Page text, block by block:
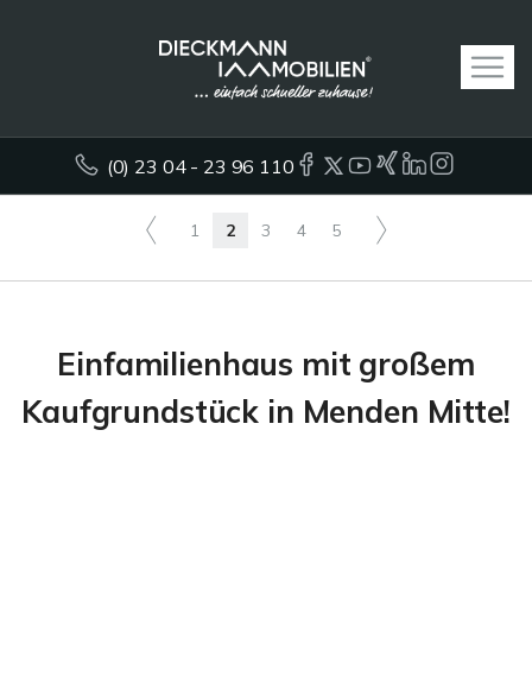
(0) 23 04 - 23 96 110
1 2 3 4 5
Einfamilienhaus mit großem
Kaufgrundstück in Menden Mitte!